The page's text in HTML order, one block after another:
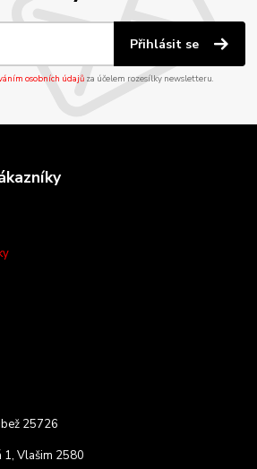
Přihlásit se
osobních údajůza účelem rozesílky newsletteru.
25726
1, Vlašim 2580